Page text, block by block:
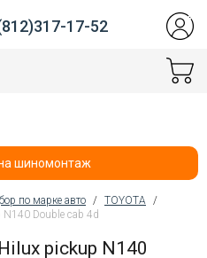
17-52
шиномонтаж
по марке авто / TOYOTA /
Double cab 4d
pickup N140